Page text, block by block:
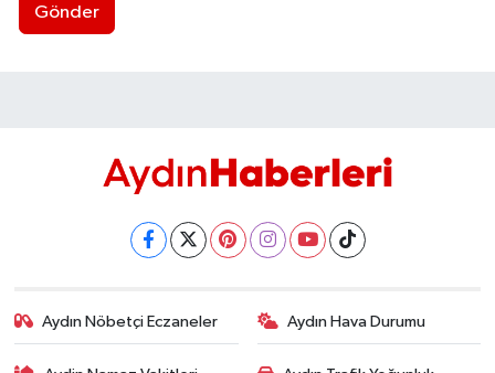
Gönder
Aydın Nöbetçi Eczaneler Aydın Hava Durumu